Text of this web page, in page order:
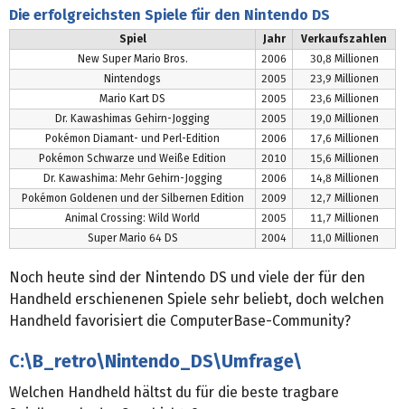
Die erfolgreichsten Spiele für den Nintendo DS
Spiel Jahr
Verkaufszahlen
New Super Mario Bros.
2006
30,8 Millionen
Nintendogs
2005
23,9 Millionen
Mario Kart DS
2005
23,6 Millionen
Dr. Kawashimas Gehirn-Jogging
2005
19,0 Millionen
Pokémon Diamant- und Perl-Edition
2006
17,6 Millionen
Pokémon Schwarze und Weiße Edition
2010
15,6 Millionen
Dr. Kawashima: Mehr Gehirn-Jogging
2006
14,8 Millionen
Pokémon Goldenen und der Silbernen Edition
2009
12,7 Millionen
Animal Crossing: Wild World
2005
11,7 Millionen
Super Mario 64 DS
2004 11,0 Millionen
Noch heute sind der Nintendo DS und viele der für den
Handheld erschienenen Spiele sehr beliebt, doch welchen
Handheld favorisiert die ComputerBase-Community?
C:\B_retro\Nintendo_DS\Umfrage\
Welchen Handheld hältst du für die beste tragbare